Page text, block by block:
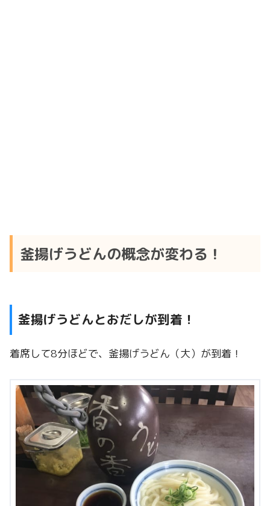
釜揚げうどんの概念が変わる！
釜揚げうどんとおだしが到着！
着席して8分ほどで、釜揚げうどん（大）が到着！